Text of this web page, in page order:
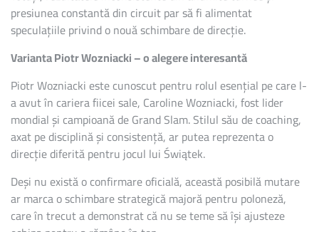
presiunea constantă din circuit par să fi alimentat
speculațiile privind o nouă schimbare de direcție.
Varianta Piotr Wozniacki – o alegere interesantă
Piotr Wozniacki este cunoscut pentru rolul esențial pe care l-
a avut în cariera fiicei sale, Caroline Wozniacki, fost lider
mondial și campioană de Grand Slam. Stilul său de coaching,
axat pe disciplină și consistență, ar putea reprezenta o
direcție diferită pentru jocul lui Świątek.
Deși nu există o confirmare oficială, această posibilă mutare
ar marca o schimbare strategică majoră pentru poloneză,
care în trecut a demonstrat că nu se teme să își ajusteze